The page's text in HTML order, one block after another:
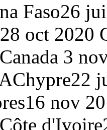
Faso26
28 oct 2020
Canada 3
Chypre22
16 nov
Côte d'Ivoire